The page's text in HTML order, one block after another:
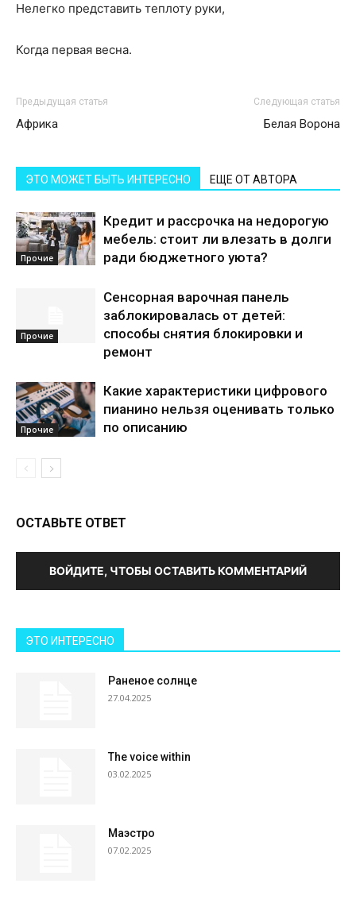
Нелегко представить теплоту руки,
Когда первая весна.
Предыдущая статья
Африка
Следующая статья
Белая Ворона
ЭТО МОЖЕТ БЫТЬ ИНТЕРЕСНО ЕЩЕ ОТ АВТОРА
Прочие
Кредит и рассрочка на недорогую
мебель: стоит ли влезать в долги
ради бюджетного уюта?
Прочие
Сенсорная варочная панель
заблокировалась от детей:
способы снятия блокировки и
ремонт
Прочие
Какие характеристики цифрового
пианино нельзя оценивать только
по описанию
ОСТАВЬТЕ ОТВЕТ
ВОЙДИТЕ, ЧТОБЫ ОСТАВИТЬ КОММЕНТАРИЙ
ЭТО ИНТЕРЕСНО
Раненое солнце
27.04.2025
The voice within
03.02.2025
Маэстро
07.02.2025